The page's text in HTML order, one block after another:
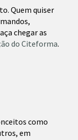
Quem quiser
chegar as
do Citeforma.
como
em